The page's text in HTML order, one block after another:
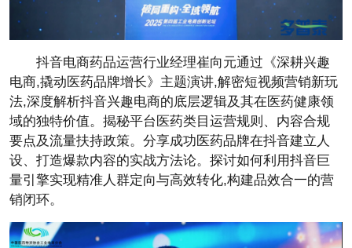
抖音电商药品运营行业经理崔向元通过《深耕兴趣
电商,撬动医药品牌增长》主题演讲,解密短视频营销新玩
法,深度解析抖音兴趣电商的底层逻辑及其在医药健康领
域的独特价值。揭秘平台医药类目运营规则、内容合规
要点及流量扶持政策。分享成功医药品牌在抖音建立人
设、打造爆款内容的实战方法论。探讨如何利用抖音巨
量引擎实现精准人群定向与高效转化,构建品效合一的营
销闭环。